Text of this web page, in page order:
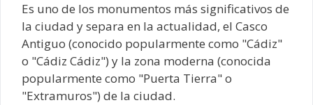
Es uno de los monumentos más significativos de
la ciudad y separa en la actualidad, el Casco
Antiguo (conocido popularmente como "Cádiz"
o "Cádiz Cádiz") y la zona moderna (conocida
popularmente como "Puerta Tierra" o
"Extramuros") de la ciudad.